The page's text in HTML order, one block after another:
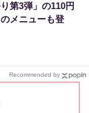
第3弾」の110円
メニューも登
Recommended by